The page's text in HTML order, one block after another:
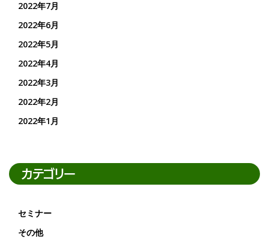
2022年7月
2022年6月
2022年5月
2022年4月
2022年3月
2022年2月
2022年1月
カテゴリー
セミナー
その他